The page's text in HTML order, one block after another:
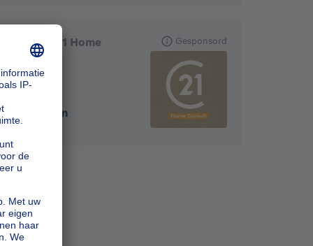
CENTURY 21 Home
Consult
Haren
Gesponsord